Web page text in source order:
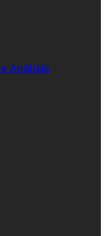
Análisis